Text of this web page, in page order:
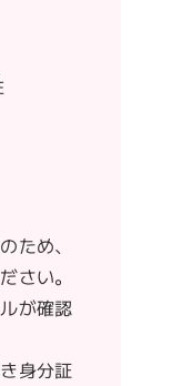
ため、
さい。
が確認
身分証